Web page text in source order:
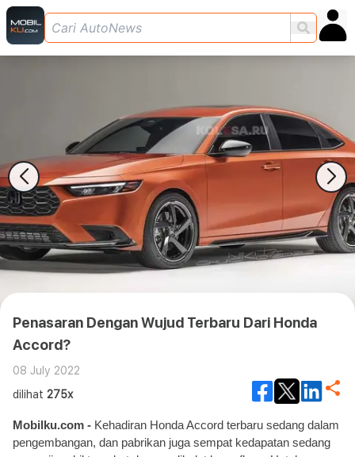
Penasaran Dengan Wujud Terbaru Dari Honda
Accord?
08 July 2022
dilihat 275x
Mobilku.com - Kehadiran Honda Accord terbaru sedang dalam
pengembangan, dan pabrikan juga sempat kedapatan sedang